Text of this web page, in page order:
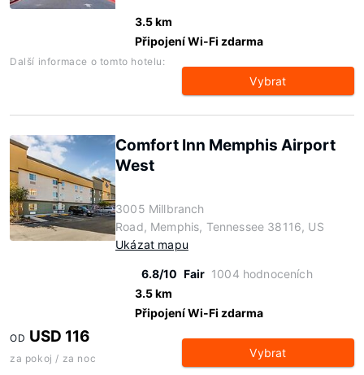
3.5 km
Připojení Wi-Fi zdarma
Další informace o tomto hotelu:
Vybrat
Comfort Inn Memphis Airport
West
3005 Millbranch
Road, Memphis, Tennessee 38116, US
Ukázat mapu
6.8/10 Fair 1004 hodnoceních
3.5 km
Připojení Wi-Fi zdarma
OD USD 116
za pokoj / za noc Vybrat